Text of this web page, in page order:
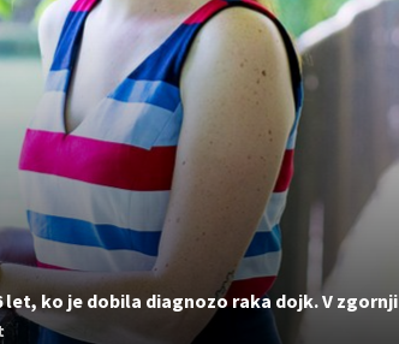
let, ko je dobila diagnozo raka dojk. V